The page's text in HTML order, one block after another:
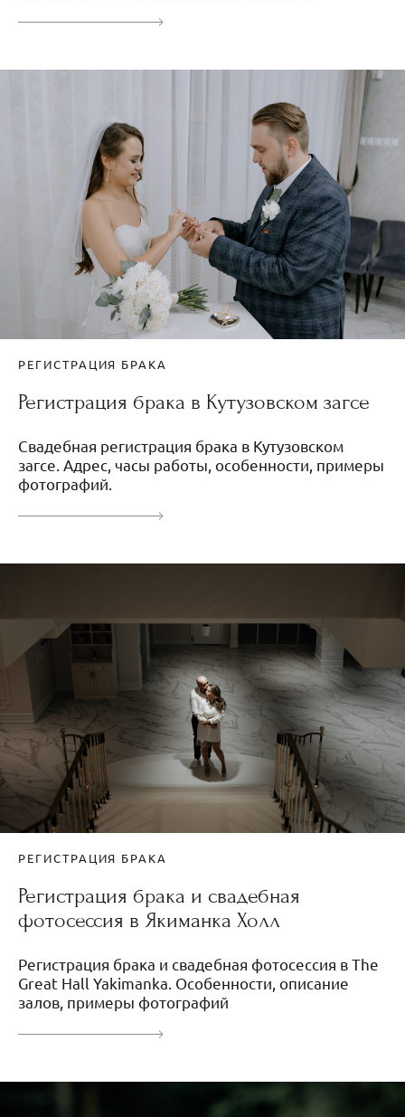
РЕГИСТРАЦИЯ БРАКА
Регистрация брака в Кутузовском загсе
Свадебная регистрация брака в Кутузовском
загсе. Адрес, часы работы, особенности, примеры
фотографий.
РЕГИСТРАЦИЯ БРАКА
Регистрация брака и свадебная
фотосессия в Якиманка Холл
Регистрация брака и свадебная фотосессия в The
Great Hall Yakimanka. Особенности, описание
залов, примеры фотографий